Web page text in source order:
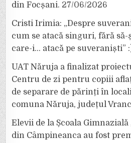
din Focșani. 27/06/2026
Cristi Irimia: „Despre
cum se atacă singuri, fără să-
care-i… atacă pe suveraniști”
UAT Năruja a finalizat
Centru de zi pentru copiii
de separare de părinți în
comuna Năruja, județul
Elevii de la Școala
din Câmpineanca au fost